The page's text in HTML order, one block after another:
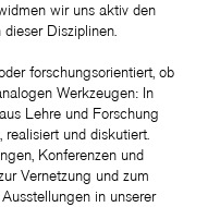
wir uns aktiv den
Disziplinen.
forschungsorientiert, ob
Werkzeugen: In
Lehre und Forschung
realisiert und diskutiert.
Konferenzen und
Vernetzung und zum
in unserer